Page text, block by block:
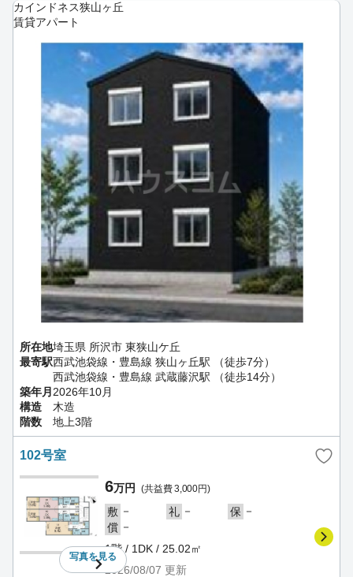
カインドネス狭山ヶ丘
賃貸アパート
所在地埼玉県 所沢市 東狭山ケ丘
最寄駅西武池袋線・豊島線 狭山ヶ丘駅 （徒歩7分）
西武池袋線・豊島線 武蔵藤沢駅 （徒歩14分）
築年月 2026年10月
構造
木造
階数
地上3階
102号室
写真を見る
6万円 (共益費 3,000円)
敷 － 礼 － 保 －
償 －
1階 / 1DK / 25.02㎡
2026/08/07 更新